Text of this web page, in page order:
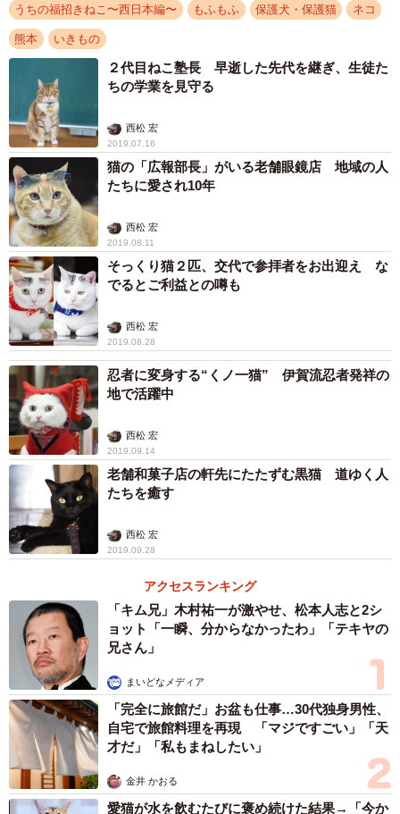
うちの福招きねこ〜西日本編〜 もふもふ 保護犬・保護猫 ネコ
熊本 いきもの
２代目ねこ塾長 早逝した先代を継ぎ、生徒た
ちの学業を見守る
西松 宏
2019.07.16
猫の「広報部長」がいる老舗眼鏡店 地域の人
たちに愛され10年
西松 宏
2019.08.11
そっくり猫２匹、交代で参拝者をお出迎え な
でるとご利益との噂も
西松 宏
2019.08.28
忍者に変身する“くノ一猫” 伊賀流忍者発祥の
地で活躍中
西松 宏
2019.09.14
老舗和菓子店の軒先にたたずむ黒猫 道ゆく人
たちを癒す
西松 宏
2019.09.28
アクセスランキング
「キム兄」木村祐一が激やせ、松本人志と2シ
ョット「一瞬、分からなかったわ」「テキヤの
兄さん」
まいどなメディア
「完全に旅館だ」お盆も仕事…30代独身男性、
自宅で旅館料理を再現 「マジですごい」「天
才だ」「私もまねしたい」
金井 かおる
愛猫が水を飲むたびに褒め続けた結果→「今か